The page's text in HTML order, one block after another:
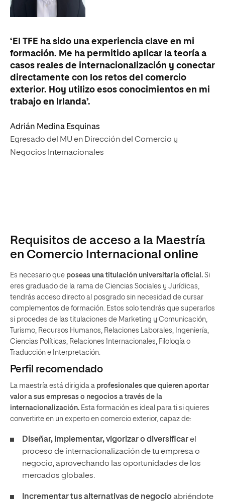
‘El TFE ha sido una experiencia clave en mi
formación. Me ha permitido aplicar la teoría a
casos reales de internacionalización y conectar
directamente con los retos del comercio
exterior. Hoy utilizo esos conocimientos en mi
trabajo en Irlanda’.
Adrián Medina Esquinas
Egresado del MU en Dirección del Comercio y
Negocios Internacionales
Requisitos de acceso a la Maestría
en Comercio Internacional online
Es necesario que poseas una titulación universitaria oficial. Si
eres graduado de la rama de Ciencias Sociales y Jurídicas,
tendrás acceso directo al posgrado sin necesidad de cursar
complementos de formación. Estos solo tendrás que superarlos
si procedes de las titulaciones de Marketing y Comunicación,
Turismo, Recursos Humanos, Relaciones Laborales, Ingeniería,
Ciencias Políticas, Relaciones Internacionales, Filología o
Traducción e Interpretación.
Perfil recomendado
La maestría está dirigida a profesionales que quieren aportar
valor a sus empresas o negocios a través de la
internacionalización. Esta formación es ideal para ti si quieres
convertirte en un experto en comercio exterior, capaz de:
Diseñar, implementar, vigorizar o diversificarel
proceso de internacionalización de tu empresa o
negocio, aprovechando las oportunidades de los
mercados globales.
Incrementar tus alternativas de negocioabriéndote